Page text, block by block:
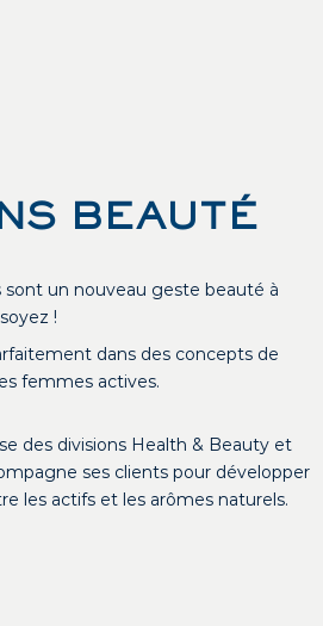
BEAUTÉ
sont un nouveau geste beauté à
!
dans des concepts de
femmes actives.
des divisions Health & Beauty et
ses clients pour développer
les actifs et les arômes naturels.